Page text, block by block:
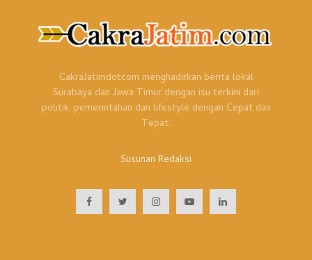
CakraJatimdotcom menghadirkan berita lokal
Surabaya dan Jawa Timur dengan isu terkini dari
politik, pemerintahan dan lifestyle dengan Cepat dan
Tepat.
Susunan Redaksi